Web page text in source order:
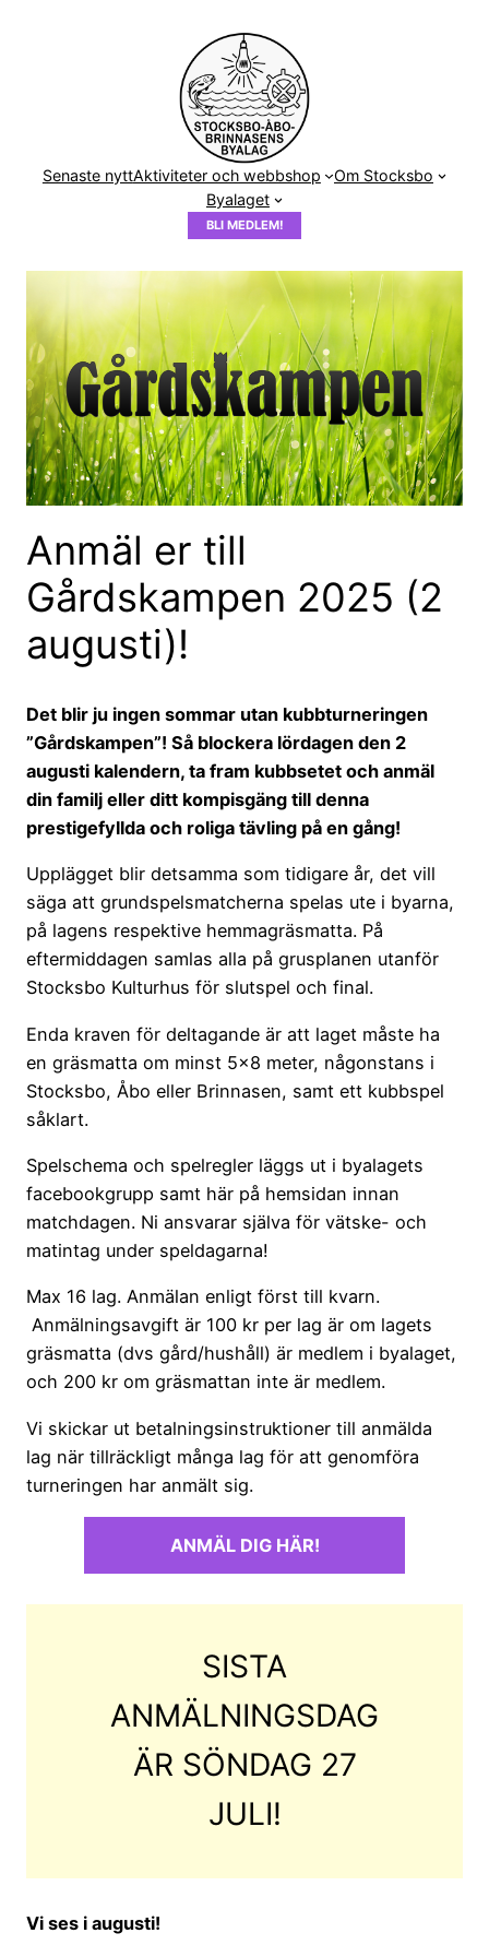
Senaste nyttAktiviteter och webbshop
Om Stocksbo
Byalaget
BLI MEDLEM!
Anmäl er till
Gårdskampen 2025 (2
augusti)!
Det blir ju ingen sommar utan kubbturneringen
”Gårdskampen”! Så blockera lördagen den 2
augusti kalendern, ta fram kubbsetet och anmäl
din familj eller ditt kompisgäng till denna
prestigefyllda och roliga tävling på en gång!
Upplägget blir detsamma som tidigare år, det vill
säga att grundspelsmatcherna spelas ute i byarna,
på lagens respektive hemmagräsmatta. På
eftermiddagen samlas alla på grusplanen utanför
Stocksbo Kulturhus för slutspel och final.
Enda kraven för deltagande är att laget måste ha
en gräsmatta om minst 5×8 meter, någonstans i
Stocksbo, Åbo eller Brinnasen, samt ett kubbspel
såklart.
Spelschema och spelregler läggs ut i byalagets
facebookgrupp samt här på hemsidan innan
matchdagen. Ni ansvarar själva för vätske- och
matintag under speldagarna!
Max 16 lag. Anmälan enligt först till kvarn.
Anmälningsavgift är 100 kr per lag är om lagets
gräsmatta (dvs gård/hushåll) är medlem i byalaget,
och 200 kr om gräsmattan inte är medlem.
Vi skickar ut betalningsinstruktioner till anmälda
lag när tillräckligt många lag för att genomföra
turneringen har anmält sig.
ANMÄL DIG HÄR!
SISTA
ANMÄLNINGSDAG
ÄR SÖNDAG 27
JULI!
Vi ses i augusti!